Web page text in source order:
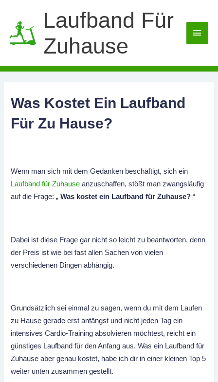
springen
Laufband Für
Zuhause
Was Kostet Ein Laufband
Für Zu Hause?
Wenn man sich mit dem Gedanken beschäftigt, sich ein
Laufband für Zuhause anzuschaffen, stößt man zwangsläufig
auf die Frage: „Was kostet ein Laufband für Zuhause?“
Dabei ist diese Frage gar nicht so leicht zu beantworten, denn
der Preis ist wie bei fast allen Sachen von vielen
verschiedenen Dingen abhängig.
Grundsätzlich sei einmal zu sagen, wenn du mit dem Laufen
zu Hause gerade erst anfängst und nicht jeden Tag ein
intensives Cardio-Training absolvieren möchtest, reicht ein
günstiges Laufband für den Anfang aus. Was ein Laufband für
Zuhause aber genau kostet, habe ich dir in einer kleinen Top 5
weiter unten zusammen gestellt.